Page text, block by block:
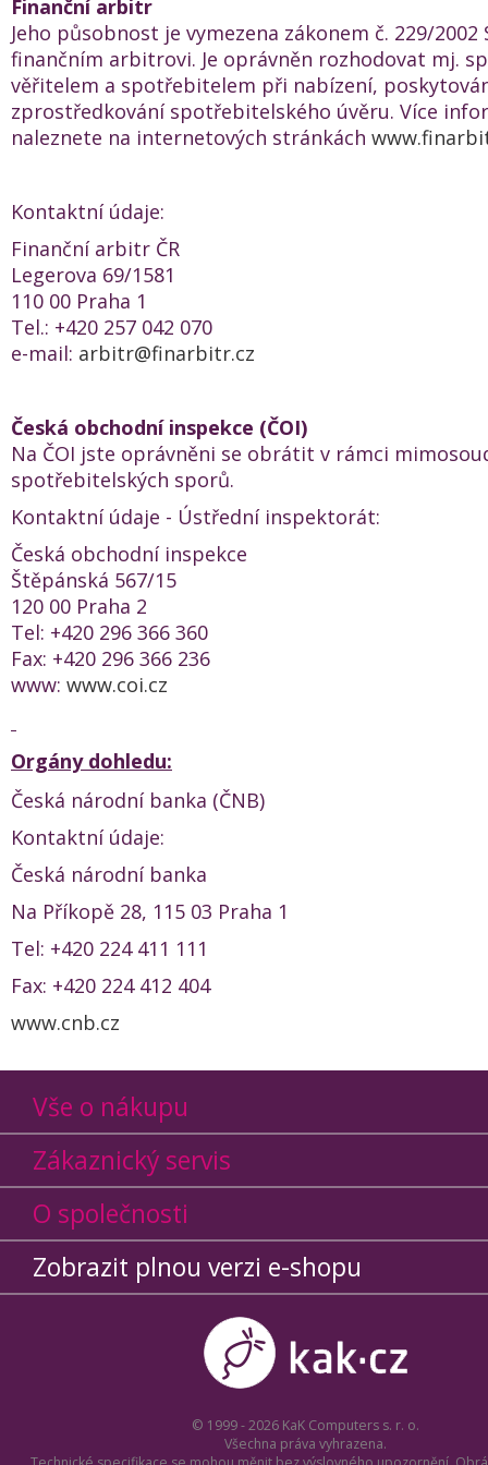
Finanční arbitr
Jeho působnost je vymezena zákonem č. 229/2002
finančním arbitrovi. Je oprávněn rozhodovat mj.
věřitelem a spotřebitelem při nabízení,
zprostředkování spotřebitelského úvěru. Více
naleznete na internetových stránkách
Kontaktní údaje:
Finanční arbitr ČR
Legerova 69/1581
110 00 Praha 1
Tel.: +420 257 042 070
e-mail: arbitr@finarbitr.cz
Česká obchodní inspekce (ČOI)
Na ČOI jste oprávněni se obrátit v rámci
spotřebitelských sporů.
Kontaktní údaje - Ústřední inspektorát:
Česká obchodní inspekce
Štěpánská 567/15
120 00 Praha 2
Tel: +420 296 366 360
Fax: +420 296 366 236
www: www.coi.cz
Orgány dohledu:
Česká národní banka (ČNB)
Kontaktní údaje:
Česká národní banka
Na Příkopě 28, 115 03 Praha 1
Tel: +420 224 411 111
Fax: +420 224 412 404
www.cnb.cz
Vše o nákupu
Zákaznický servis
O společnosti
Zobrazit plnou verzi e-shopu
© 1999 - 2026 KaK Computers s. r. o.
Všechna práva vyhrazena.